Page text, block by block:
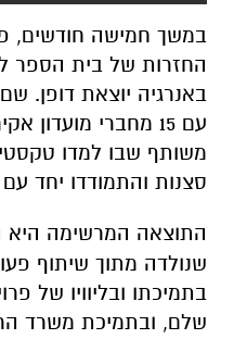
במשך חמישה חודשים,
החזרות של בית הספר
באנרגיה יוצאת דופן.
עם 15 מחברי
משותף שבו למדו
סצנות והתמודדו יחד
התוצאה המרשימה היא
שנולדה מתוך שיתוף
בתמיכתו ובליוויו של
שלם, ובתמיכת משרד